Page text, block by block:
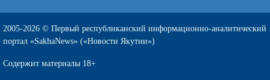
2005-2026 © Первый республиканский информационно-аналитический
портал «SakhaNews» («Новости Якутии»)
Содержит материалы 18+